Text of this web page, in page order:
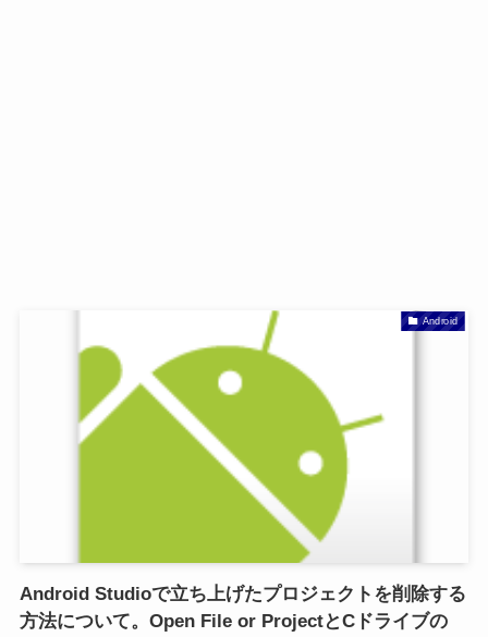
Android
Android Studioで立ち上げたプロジェクトを削除する
方法について。Open File or ProjectとCドライブの